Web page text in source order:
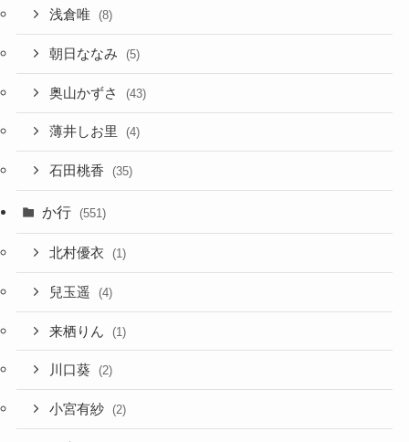
浅倉唯 (8)
朝日ななみ (5)
奥山かずさ (43)
薄井しお里 (4)
石田桃香 (35)
か行 (551)
北村優衣 (1)
兒玉遥 (4)
来栖りん (1)
川口葵 (2)
小宮有紗 (2)